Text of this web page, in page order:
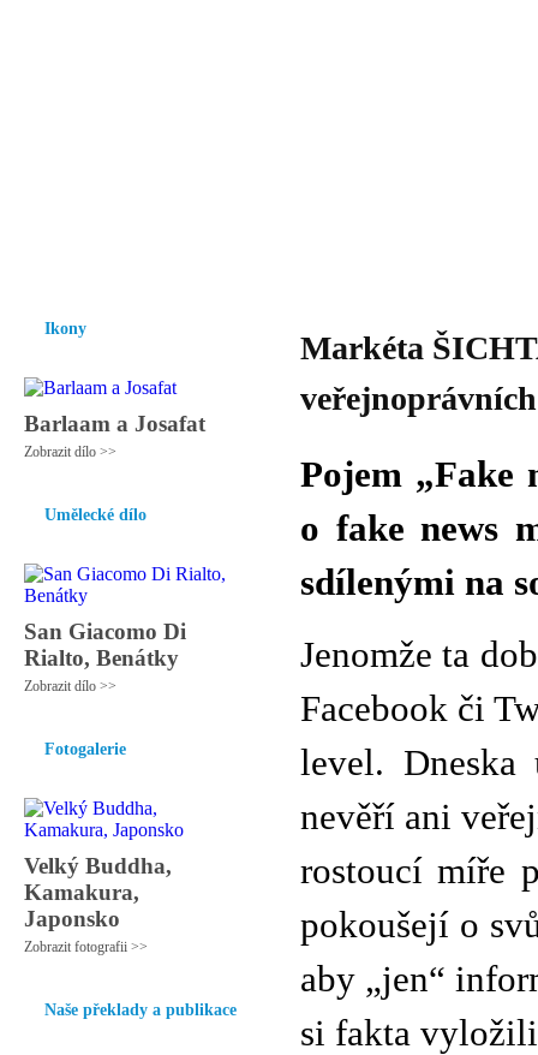
Ikony
Barlaam a Josafat
Zobrazit dílo >>
Umělecké dílo
San Giacomo Di
Rialto, Benátky
Zobrazit dílo >>
Fotogalerie
Velký Buddha,
Kamakura,
Japonsko
Zobrazit fotografii >>
Naše překlady a publikace
Markéta
Pojem „Fake
o fake news
sdílenými na
Jenomže ta
Facebook či
level.
nevěří ani
rostoucí míře
pokoušejí o
aby „jen“
si fakta